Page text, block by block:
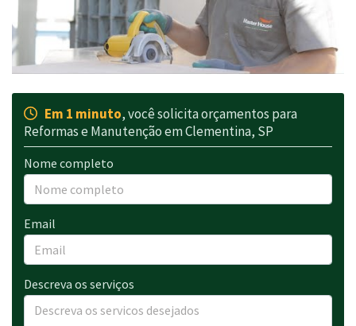
Em 1 minuto, você solicita orçamentos para
Reformas e Manutenção em Clementina, SP
Nome completo
Email
Descreva os serviços